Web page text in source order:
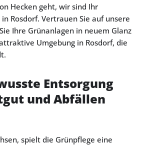
Hecken geht, wir sind Ihr
Rosdorf. Vertrauen Sie auf unsere
Ihre Grünanlagen in neuem Glanz
Umgebung in Rosdorf, die
Entsorgung
und Abfällen
spielt die Grünpflege eine